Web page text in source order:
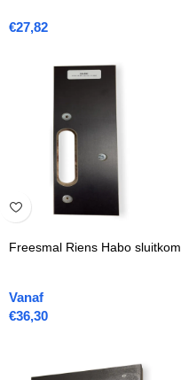
€27,82
Freesmal Riens Habo sluitkom
Vanaf
€36,30